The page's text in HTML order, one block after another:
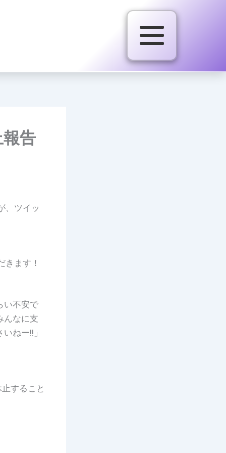
告
、ツイッ
ます！
い不安で
んなに支
ねー!!」
すること